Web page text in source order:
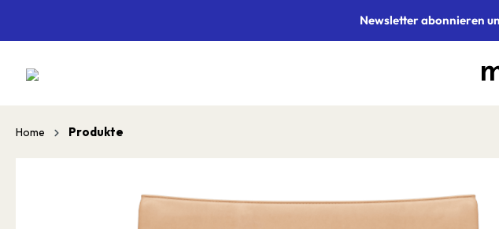
Newsletter abonnieren
Home Produkte